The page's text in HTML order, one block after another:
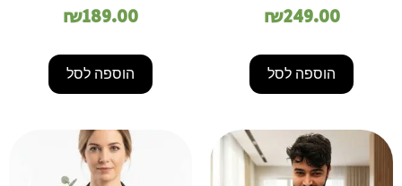
₪249.00
הוספה לסל
₪189.00
הוספה לסל